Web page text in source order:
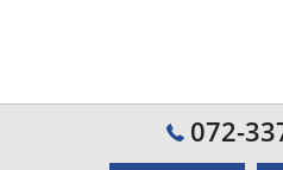
072-